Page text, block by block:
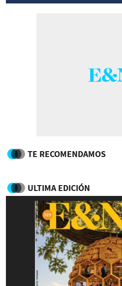
TE RECOMENDAMOS
ULTIMA EDICIÓN